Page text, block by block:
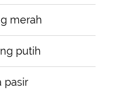
merah
putih
pasir